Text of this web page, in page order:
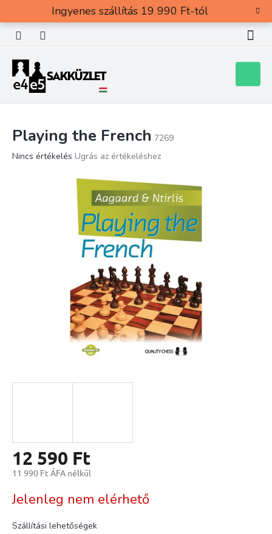
tartalomhoz
Ingyenes szállítás 19 990 Ft-tól
Playing the French 7269
A
Nincs értékelés Ugrás az értékeléshez
12 590 Ft
11 990 Ft ÁFA nélkül
Jelenleg nem elérhető
Szállítási lehetőségek